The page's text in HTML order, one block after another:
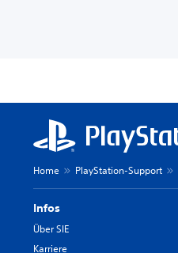
Home PlayStation-Support
Infos
Über SIE
Karriere